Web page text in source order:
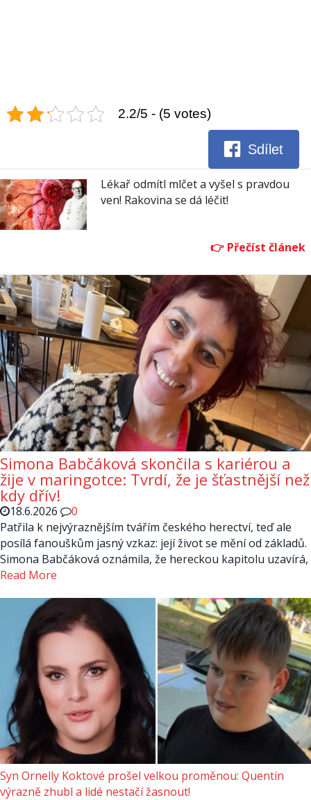
2.2/5 - (5 votes)
Sdílet
Lékař odmítl mlčet a vyšel s pravdou
ven! Rakovina se dá léčit!
Simona Babčáková skončila s kariérou a
žije v maringotce: Tvrdí, že je šťastnější než
kdy dřív!
18.6.2026
0
Patřila k nejvýraznějším tvářím českého herectví, teď ale
posílá fanouškům jasný vzkaz: její život se mění od základů.
Simona Babčáková oznámila, že hereckou kapitolu uzavírá,
Read More
Syn Ornelly Koktové prošel velkou proměnou: Quentin
výrazně zhubl a lidé nestačí žasnout!